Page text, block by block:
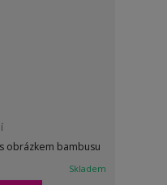
obrázkem bambusu
Skladem